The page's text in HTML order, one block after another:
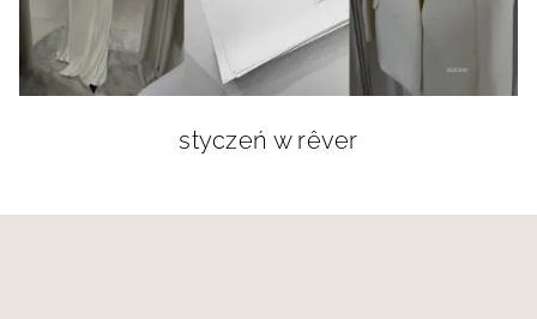
styczeń w rêver